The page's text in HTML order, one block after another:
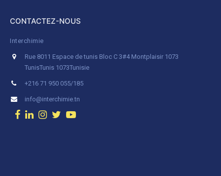
CONTACTEZ-NOUS
Interchimie
Rue 8011 Espace de tunis Bloc C 3#4 Montplaisir 1073
TunisTunis 1073Tunisie
+216 71 950 055/185
info@interchimie.tn